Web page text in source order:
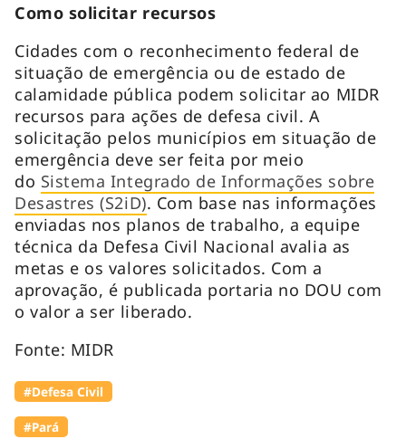
Como solicitar recursos
Cidades com o reconhecimento federal de
situação de emergência ou de estado de
calamidade pública podem solicitar ao MIDR
recursos para ações de defesa civil. A
solicitação pelos municípios em situação de
emergência deve ser feita por meio
do Sistema Integrado de Informações sobre
Desastres (S2iD). Com base nas informações
enviadas nos planos de trabalho, a equipe
técnica da Defesa Civil Nacional avalia as
metas e os valores solicitados. Com a
aprovação, é publicada portaria no DOU com
o valor a ser liberado.
Fonte: MIDR
#Defesa Civil
#Pará